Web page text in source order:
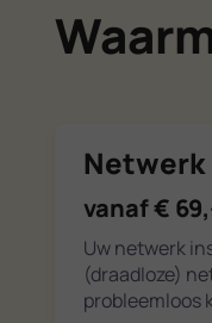
vanaf €
Uw netwerk
(draadloze)
probleemloos